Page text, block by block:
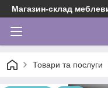
Магазин-склад
Товари та послуги